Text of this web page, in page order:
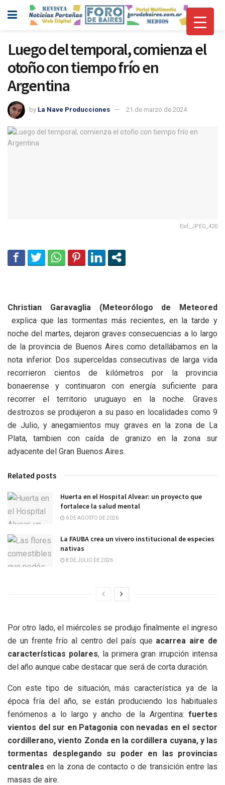
Luego del temporal, comienza el
otoño con tiempo frío en
Argentina
by La Nave Producciones 21 de marzo de 2024
Exif_JPEG_420
Christian Garavaglia (Meteorólogo de Meteored
explica que las tormentas más recientes, en la tarde y
noche del martes, dejaron graves consecuencias a lo largo
de la provincia de Buenos Aires como detallábamos en la
nota inferior. Dos superceldas consecutivas de larga vida
recorrieron cientos de kilómetros por la provincia
bonaerense y continuaron con energía suficiente para
recorrer el territorio uruguayo en la noche. Graves
destrozos se produjeron a su paso en localidades como 9
de Julio, y anegamientos muy graves en la zona de La
Plata, tambien con caída de granizo en la zona sur
adyacente del Gran Buenos Aires.
Related posts
Huerta en el Hospital Alvear: un proyecto que
fortalece la salud mental
6 DE AGOSTO DE 2026
La FAUBA crea un vivero institucional de especies
nativas
8 DE JULIO DE 2026
Por otro lado, el miércoles se produjo finalmente el ingreso
de un frente frío al centro del país que acarrea aire de
características polares, la primera gran irrupción intensa
del año aunque cabe destacar que será de corta duración.
Con este tipo de situación, más característica ya de la
época fría del año, se están produciendo los habituales
fenómenos a lo largo y ancho de la Argentina: fuertes
vientos del sur en Patagonia con nevadas en el sector
cordillerano, viento Zonda en la cordillera cuyana, y las
tormentas desplegando su poder en las provincias
centrales en la zona de contacto o de transición entre las
masas de aire.